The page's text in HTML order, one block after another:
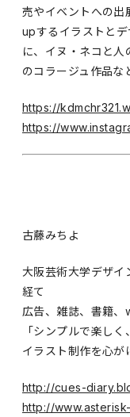
売やイベントへの出
upするイラストと
に、イヌ・ネコと
のコラージュ作品な
https://
https://
古藤みちよ
大阪芸術大学デザイ
経て
広告、雑誌、書籍、
「シンプルで楽し
イラスト制作を心が
http://cues-
http://www.asterisk-